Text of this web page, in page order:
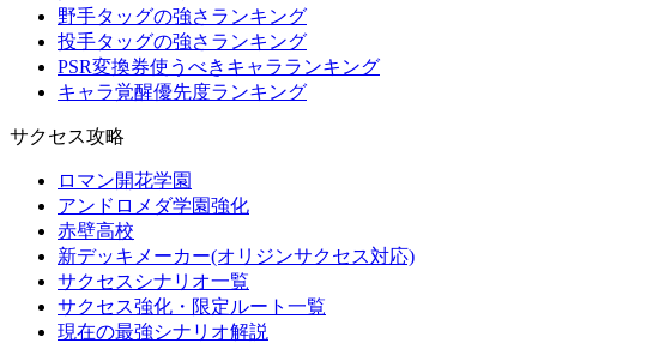
野手タッグの強さランキング
投手タッグの強さランキング
PSR変換券使うべきキャラランキング
キャラ覚醒優先度ランキング
サクセス攻略
ロマン開花学園
アンドロメダ学園強化
赤壁高校
新デッキメーカー(オリジンサクセス対応)
サクセスシナリオ一覧
サクセス強化・限定ルート一覧
現在の最強シナリオ解説